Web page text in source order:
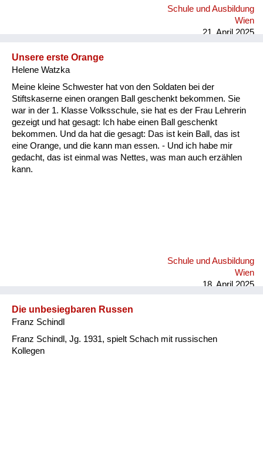
Schule und Ausbildung
Wien
21. April 2025
Unsere erste Orange
Helene Watzka
Meine kleine Schwester hat von den Soldaten bei der
Stiftskaserne einen orangen Ball geschenkt bekommen. Sie
war in der 1. Klasse Volksschule, sie hat es der Frau Lehrerin
gezeigt und hat gesagt: Ich habe einen Ball geschenkt
bekommen. Und da hat die gesagt: Das ist kein Ball, das ist
eine Orange, und die kann man essen. - Und ich habe mir
gedacht, das ist einmal was Nettes, was man auch erzählen
kann.
Schule und Ausbildung
Wien
18. April 2025
Die unbesiegbaren Russen
Franz Schindl
Franz Schindl, Jg. 1931, spielt Schach mit russischen
Kollegen